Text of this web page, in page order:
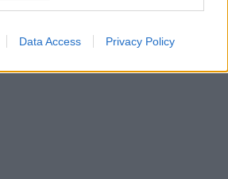
Data Access Privacy Policy